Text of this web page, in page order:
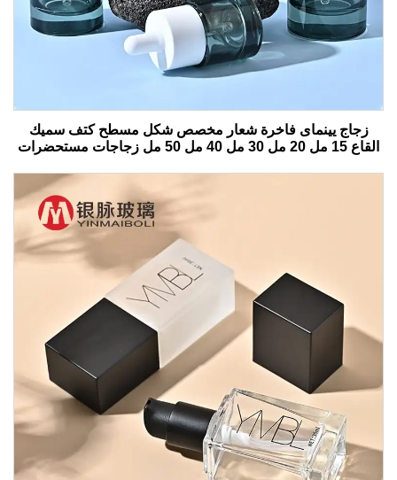
زجاج يينماى فاخرة شعار مخصص شكل مسطح كتف سميك
القاع 15 مل 20 مل 30 مل 40 مل 50 مل زجاجات مستحضرات